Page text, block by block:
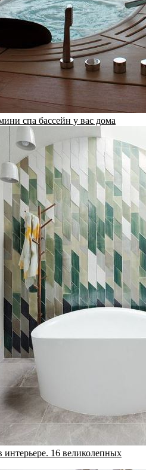
спа бассейн у вас дома
интерьере. 16 великолепных